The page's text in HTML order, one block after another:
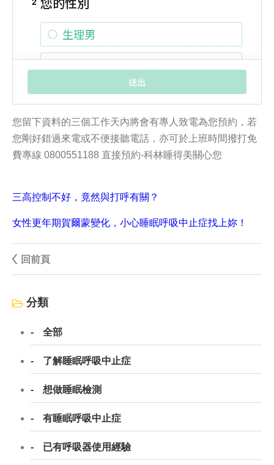
您留下資料的三個工作天內將會有專人致電為您預約，若
您剛好錯過來電或不便接聽電話，亦可於上班時間撥打免
費專線 0800551188 直接預約-科林睡得美關心您
三高控制不好，竟然與打呼有關？
女性更年期賀爾蒙變化，小心睡眠呼吸中止症找上妳！
回前頁
分類
全部
了解睡眠呼吸中止症
想做睡眠檢測
有睡眠呼吸中止症
已有呼吸器使用經驗